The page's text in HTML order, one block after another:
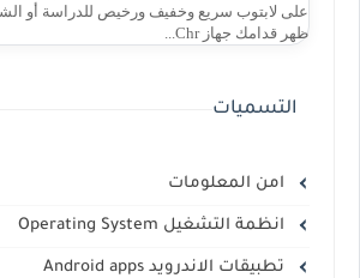
على لابتوب سريع وخفيف ورخيص للدراسة أو
ظهر قدامك جهاز Chr...
التسميات
امن المعلومات
انظمة التشغيل Operating System
تطبيقات الاندرويد Android apps